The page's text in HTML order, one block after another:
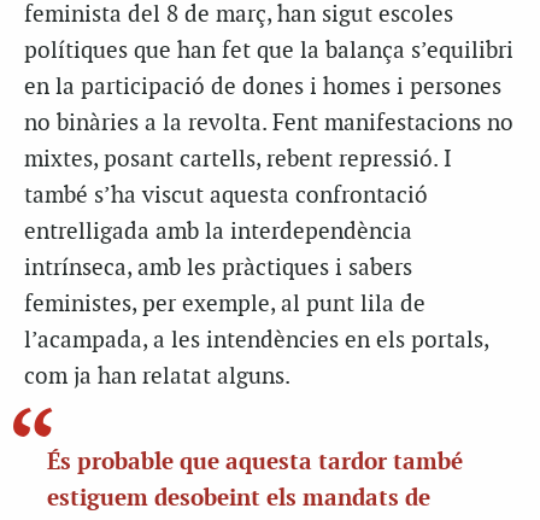
feminista del 8 de març, han sigut escoles
polítiques que han fet que la balança s’equilibri
en la participació de dones i homes i persones
no binàries a la revolta. Fent manifestacions no
mixtes, posant cartells, rebent repressió. I
també s’ha viscut aquesta confrontació
entrelligada amb la interdependència
intrínseca, amb les pràctiques i sabers
feministes, per exemple, al punt lila de
l’acampada, a les intendències en els portals,
com ja han relatat alguns.
És probable que aquesta tardor també
estiguem desobeint els mandats de